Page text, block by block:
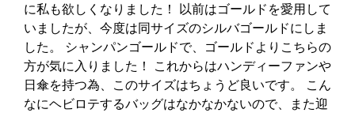
に私も欲しくなりました！ 以前はゴールドを愛用して
いましたが、今度は同サイズのシルバゴールドにしま
した。 シャンパンゴールドで、ゴールドよりこちらの
方が気に入りました！ これからはハンディーファンや
日傘を持つ為、このサイズはちょうど良いです。 こん
なにヘビロテするバッグはなかなかないので、また迎